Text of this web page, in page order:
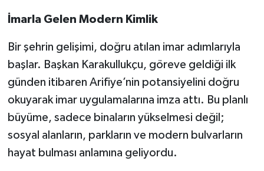
İmarla Gelen Modern Kimlik
Bir şehrin gelişimi, doğru atılan imar adımlarıyla
başlar. Başkan Karakullukçu, göreve geldiği ilk
günden itibaren Arifiye’nin potansiyelini doğru
okuyarak imar uygulamalarına imza attı. Bu planlı
büyüme, sadece binaların yükselmesi değil;
sosyal alanların, parkların ve modern bulvarların
hayat bulması anlamına geliyordu.